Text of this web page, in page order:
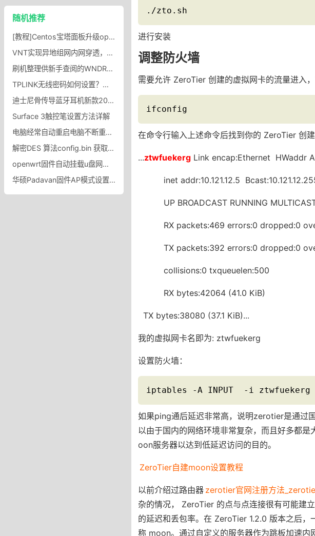
随机推荐
[教程]Centos宝塔面板升级openssl增强nginxSSL安全性，openssl开启Http/2,Centos升级openssl
VNT实现异地组网内网穿透，比zerotier和tailscale更好的内网穿透工具
刷机整理供新手查阅的WNDR3800刷机（固件，不死uboot等等）教程
TPLINK无线密码如何设置？无线密码修改与强度提升
迪士尼骨传导蓝牙耳机新款2023耳夹式无线运动降噪适用于华为苹果_仁美数码专营店
Surface 3触控笔设置方法详解
电脑经常自动重启电脑不断重启是因为什么？电脑为什么老是自动重启?
解密DES 算法config.bin 获取 TP-LINK 路由的所有密码（包括无线、ADSL、802.1X等）
openwrt固件自动挂载u盘网上邻居共享访问 openwrt将系统转移到u盘
华硕Padavan固件AP模式设置无线中继实现无线漫游AP模式Lan bridge无线漫游
./zto.sh
进行安装
调整防火墙
需要允许 ZeroTier 创建的虚拟网卡的流量进入
ifconfig
在命令行输入上述命令后找到你的 ZeroTier 创建
...ztwfuekergLink encap:Ethernet HWaddr
inet addr:10.121.12.5
UP BROADCAST RUNNING
RX packets:469 errors:0 dropped:0
TX packets:392 errors:0 dropped:0
collisions:0 txqueuelen:500
RX bytes:42064 (41.0 KiB)
TX bytes:38080 (37.1 KiB)...
我的虚拟网卡名即为: ztwfuekerg
设置防火墙：
iptables -A INPUT  -i ztwfuekerg
如果ping通后延迟非常高，说明zerotier是通过
以由于国内的网络环境非常复杂，而且好多都
oon服务器以达到低延迟访问的目的。
ZeroTier自建moon设置教程
以前介绍过路由器 zerotier官网注册方法
杂的情况， ZeroTier 的点与点连接很有可能建
的延迟和丢包率。在 ZeroTier 1.2.0 版本之后，
称 moon。通过自定义的服务器作为跳板加速